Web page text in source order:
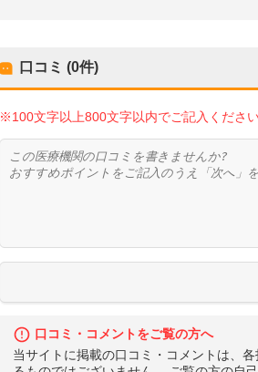
口コミ (0件)
※100文字以上800文字以内でご記入くださ
口コミ・コメントをご覧の方へ
当サイトに掲載の口コミ・コメントは、